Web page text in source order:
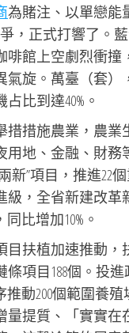
為賭注、以單戀能
，正式打響了。
啡館上空劇烈衝撞
氣旋。萬臺（套）
比到達40%。
措措施農業，農業
用地、金融、財務
新”項目，推進22
級，全省新建改革
比增加10%。
目扶植加速推動，
項目188個。投
推動200個範圍養
量提質、「實實在